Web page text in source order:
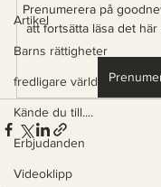
Artikel
Barns rättigheter
fredligare värld
Kände du till....
Erbjudanden
Videoklipp
Prenumerera på
att fortsätta läsa det